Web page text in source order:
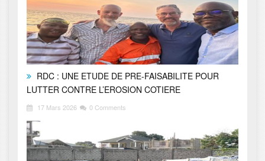
RDC : UNE ETUDE DE PRE-FAISABILITE POUR
LUTTER CONTRE L’EROSION COTIERE
17 Mars 2026 0 Comments